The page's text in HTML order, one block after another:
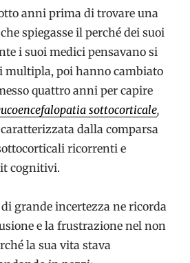
anni prima di trovare una
spiegasse il perché dei suoi
i suoi medici pensavano si
multipla, poi hanno cambiato
quattro anni per capire
sottocorticale,
dalla comparsa
ricorrenti e
cognitivi.
grande incertezza ne ricorda
e la frustrazione nel non
la sua vita stava